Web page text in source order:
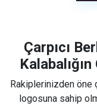
Çarpıcı
Kalabalığın
Rakiplerinizden öne
logosuna sahip